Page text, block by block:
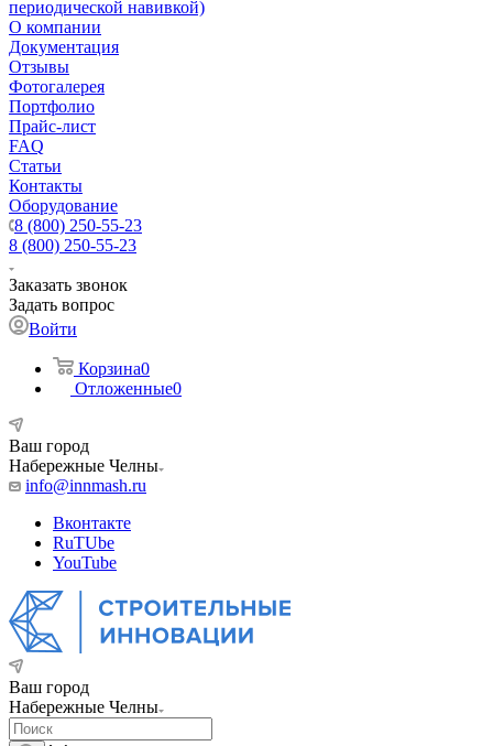
периодической навивкой)
О компании
Документация
Отзывы
Фотогалерея
Портфолио
Прайс-лист
FAQ
Статьи
Контакты
Оборудование
8 (800) 250-55-23
8 (800) 250-55-23
Заказать звонок
Задать вопрос
Войти
Корзина0
Отложенные0
Ваш город
Набережные Челны
info@innmash.ru
Вконтакте
RuTUbe
YouTube
Ваш город
Набережные Челны